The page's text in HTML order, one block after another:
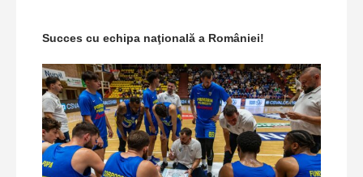
Succes cu echipa naţională a României!